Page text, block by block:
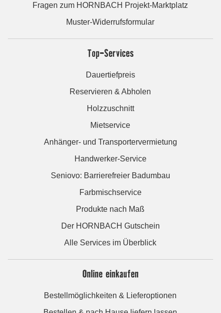
Fragen zum HORNBACH Projekt-Marktplatz
Muster-Widerrufsformular
Top-Services
Dauertiefpreis
Reservieren & Abholen
Holzzuschnitt
Mietservice
Anhänger- und Transportervermietung
Handwerker-Service
Seniovo: Barrierefreier Badumbau
Farbmischservice
Produkte nach Maß
Der HORNBACH Gutschein
Alle Services im Überblick
Online einkaufen
Bestellmöglichkeiten & Lieferoptionen